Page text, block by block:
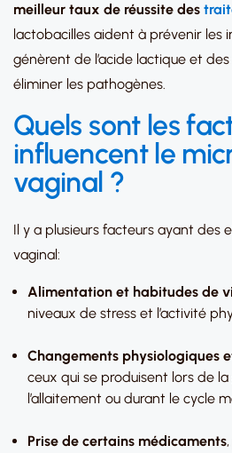
meilleur taux de réussite des
lactobacilles aident à prévenir les
génèrent de l’acide lactique et
éliminer les pathogènes.
Quels sont les
influencent le
vaginal ?
Il y a plusieurs facteurs ayant des
vaginal:
Alimentation et habitudes de
niveaux de stress et l’activité
Changements physiologiques
ceux qui se produisent lors de
l’allaitement ou durant le cycle
Prise de certains médicaments